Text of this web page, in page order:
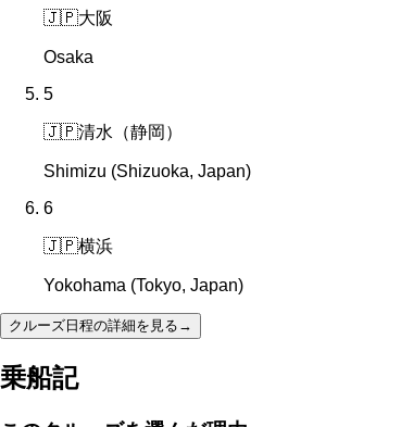
🇯🇵大阪
Osaka
5
🇯🇵清水（静岡）
Shimizu (Shizuoka, Japan)
6
🇯🇵横浜
Yokohama (Tokyo, Japan)
クルーズ日程の詳細を見る →
乗船記